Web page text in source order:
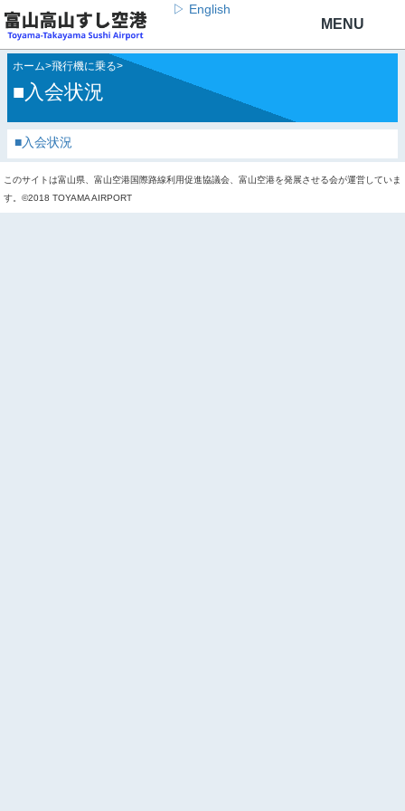
▷ English
ホーム>飛行機に乗る>
■入会状況
■入会状況
このサイトは富山県、富山空港国際路線利用促進協議会、富山空港を発展させる会が運営していま
す。©2018 TOYAMA AIRPORT